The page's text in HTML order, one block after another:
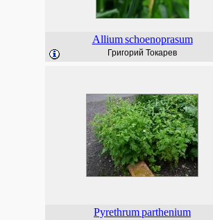
Allium schoenoprasum
Григорий Токарев
Pyrethrumparthenium